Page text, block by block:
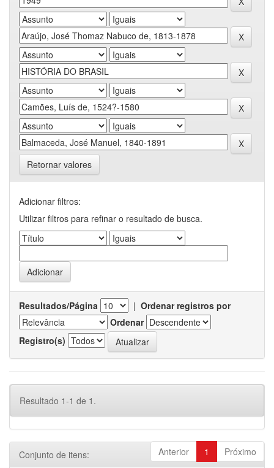
Retornar valores
Adicionar filtros:
Utilizar filtros para refinar o resultado de busca.
Resultados/Página | Ordenar registros por
Ordenar
Registro(s)
Resultado 1-1 de 1.
Anterior 1 Próximo
Conjunto de itens: